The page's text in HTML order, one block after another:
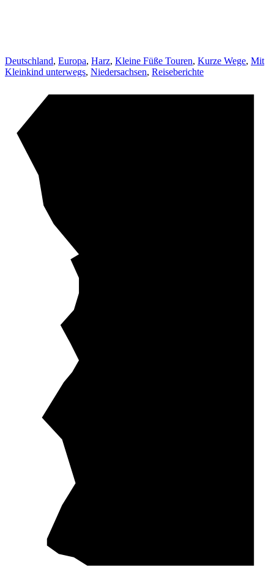
Deutschland, Europa, Harz, Kleine Füße Touren, Kurze Wege, Mit
Kleinkind unterwegs, Niedersachsen, Reiseberichte